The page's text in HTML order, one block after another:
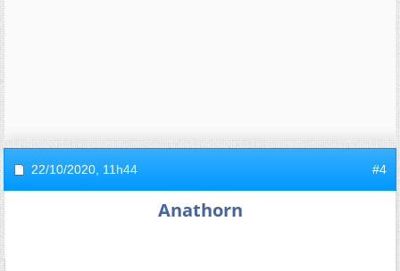
22/10/2020, 11h44 #4
Anathorn